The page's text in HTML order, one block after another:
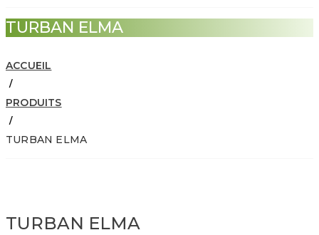
TURBAN ELMA
ACCUEIL
/
PRODUITS
/
TURBAN ELMA
TURBAN ELMA